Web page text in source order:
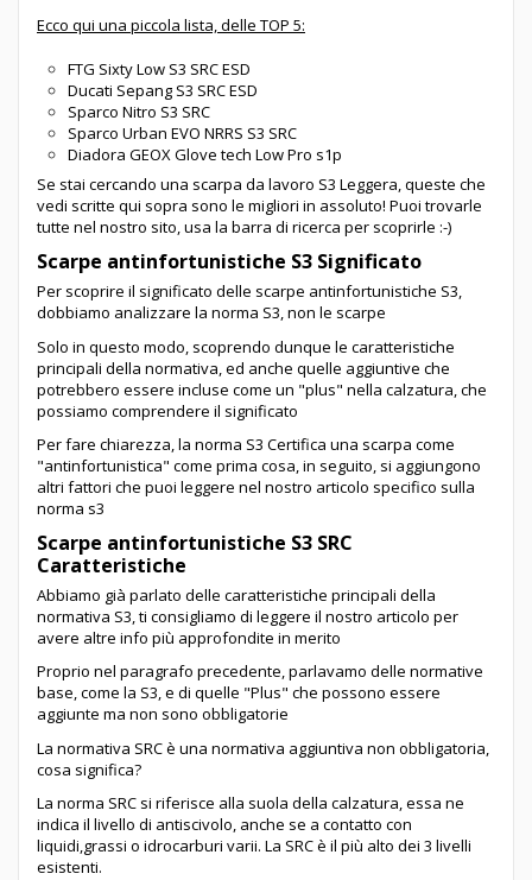
Ecco qui una piccola lista, delle TOP 5:
FTG Sixty Low S3 SRC ESD
Ducati Sepang S3 SRC ESD
Sparco Nitro S3 SRC
Sparco Urban EVO NRRS S3 SRC
Diadora GEOX Glove tech Low Pro s1p
Se stai cercando una scarpa da lavoro S3 Leggera, queste che
vedi scritte qui sopra sono le migliori in assoluto! Puoi trovarle
tutte nel nostro sito, usa la barra di ricerca per scoprirle :-)
Scarpe antinfortunistiche S3 Significato
Per scoprire il significato delle scarpe antinfortunistiche S3,
dobbiamo analizzare la norma S3, non le scarpe
Solo in questo modo, scoprendo dunque le caratteristiche
principali della normativa, ed anche quelle aggiuntive che
potrebbero essere incluse come un "plus" nella calzatura, che
possiamo comprendere il significato
Per fare chiarezza, la norma S3 Certifica una scarpa come
"antinfortunistica" come prima cosa, in seguito, si aggiungono
altri fattori che puoi leggere nel nostro articolo specifico sulla
norma s3
Scarpe antinfortunistiche S3 SRC
Caratteristiche
Abbiamo già parlato delle caratteristiche principali della
normativa S3, ti consigliamo di leggere il nostro articolo per
avere altre info più approfondite in merito
Proprio nel paragrafo precedente, parlavamo delle normative
base, come la S3, e di quelle "Plus" che possono essere
aggiunte ma non sono obbligatorie
La normativa SRC è una normativa aggiuntiva non obbligatoria,
cosa significa?
La norma SRC si riferisce alla suola della calzatura, essa ne
indica il livello di antiscivolo, anche se a contatto con
liquidi,grassi o idrocarburi varii. La SRC è il più alto dei 3 livelli
esistenti.